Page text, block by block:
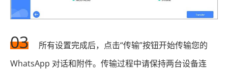
03
所有设置完成后，点击“传输”按钮开始传输您的
WhatsApp 对话和附件。传输过程中请保持两台设备连